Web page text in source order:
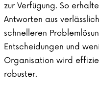
zur Verfügung. So
Antworten aus
schnelleren
Entscheidungen und
Organisation wird
robuster.